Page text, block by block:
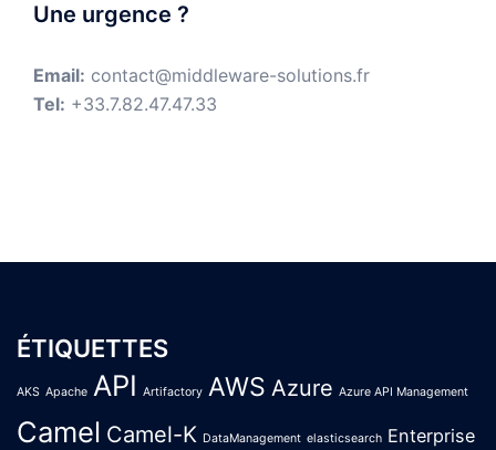
Une urgence ?
Email: contact@middleware-solutions.fr
Tel: +33.7.82.47.47.33
ÉTIQUETTES
AKS Apache API Artifactory AWS Azure Azure API Management
Camel Camel-K DataManagement elasticsearch Enterprise